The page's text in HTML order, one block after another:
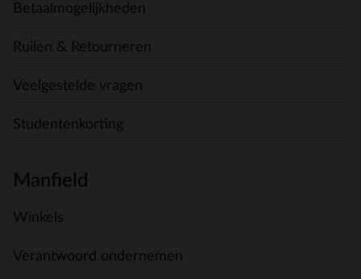
Betaalmogelijkheden
Ruilen & Retourneren
Veelgestelde vragen
Studentenkorting
Manfield
Winkels
Verantwoord ondernemen